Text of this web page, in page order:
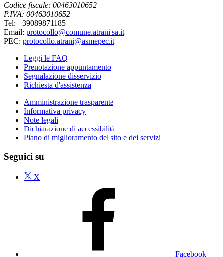
Codice fiscale: 00463010652
P.IVA: 00463010652
Tel: +39089871185
Email: protocollo@comune.atrani.sa.it
PEC: protocollo.atrani@asmepec.it
Leggi le FAQ
Prenotazione appuntamento
Segnalazione disservizio
Richiesta d'assistenza
Amministrazione trasparente
Informativa privacy
Note legali
Dichiarazione di accessibilità
Piano di miglioramento del sito e dei servizi
Seguici su
X
Facebook